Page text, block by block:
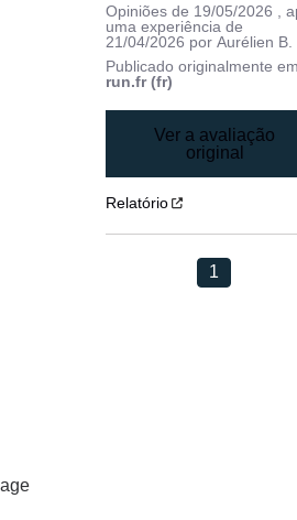
Opiniões de 19/05/2026
,
uma experiência de
21/04/2026 porAurélien B.
Publicado originalmente
run.fr (fr)
Ver a avaliação
original
Relatório
1